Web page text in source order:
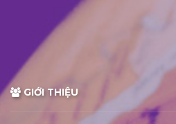
GIỚI THIỆU